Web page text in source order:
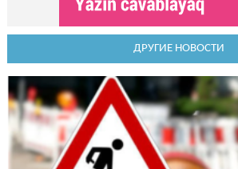
ДРУГИЕ НОВОСТИ